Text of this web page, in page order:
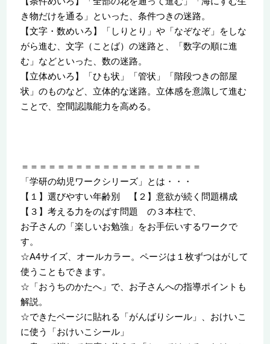
き物だけを通る」といった、条件つきの迷路。
【文字・数めいろ】「しりとり」や「なぞなぞ」をしな
がら進む、文字（ことば）の迷路と、「数字の順に進
む」などといった、数の迷路。
【立体めいろ】「ひも状」「管状」「階段つきの部屋
状」のものなど、立体的な迷路。立体感を意識して進む
ことで、空間認識能力を高める。
＝＝＝＝＝＝＝＝＝＝＝＝＝＝＝＝＝＝＝＝
「学研の幼児ワークシリーズ」とは・・・
【１】選びやすい年齢別 【２】意欲が続く問題構成
【３】考える力をのばす問題 の３本柱で、
お子さんの「楽しいお勉強」をお手伝いするワークで
す。
☆A4サイズ、オールカラー。ページは１枚ずつはがして
使うこともできます。
☆「おうちのかたへ」で、お子さんへの指導ポイントも
解説。
☆できたページに貼れる「がんばりシール」、おけいこ
に使う「おけいこシール」